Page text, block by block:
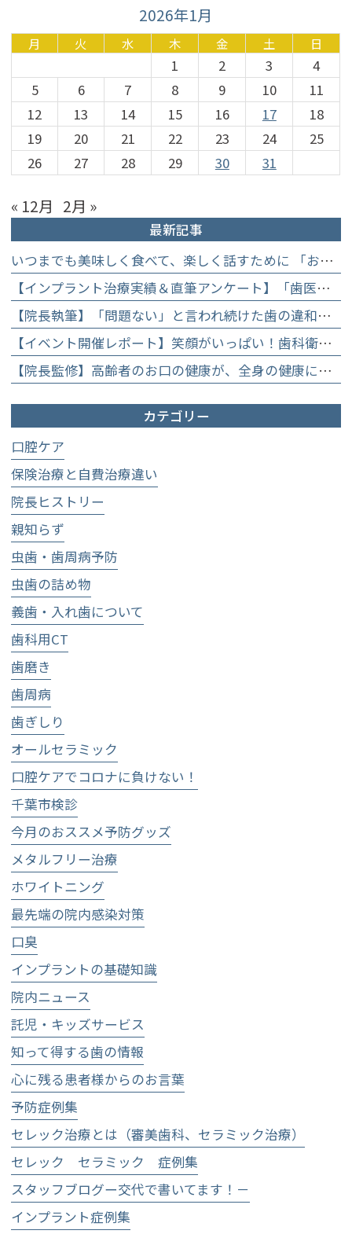
2026年1月
月 火 水 木 金 土 日
1 2 3
4
5
6 7 8 9 10
11
12
13 14 15 16 17
18
19
20 21 22 23 24
25
26
27 28 29 30 31
« 12月 2月 »
最新記事
いつまでも美味しく食べて、楽しく話すために 「お口からはじめる健康長寿教室」を開催します
【インプラント治療実績＆直筆アンケート】「歯医者が怖かった」トラウマを乗り越えて。70歳・介護士女性が手に入れた「晴れ晴れとした笑顔」と人生を支える噛み合わせ】
【院長執筆】「問題ない」と言われ続けた歯の違和感……60代女性が「80歳で20本の自前の歯」を守るために選んだ精密総合治療の全貌
【イベント開催レポート】笑顔がいっぱい！歯科衛生士×管理栄養士がお届けする「親子で楽しむむし歯になりにくいお菓子作り体験」】
【院長監修】高齢者のお口の健康が、全身の健康につながる理由。生涯おいしく食べるための「口内環境検査」とオーダーメイド予防】
カテゴリー
口腔ケア
保険治療と自費治療違い
院長ヒストリー
親知らず
虫歯・歯周病予防
虫歯の詰め物
義歯・入れ歯について
歯科用CT
歯磨き
歯周病
歯ぎしり
オールセラミック
口腔ケアでコロナに負けない！
千葉市検診
今月のおススメ予防グッズ
メタルフリー治療
ホワイトニング
最先端の院内感染対策
口臭
インプラントの基礎知識
院内ニュース
託児・キッズサービス
知って得する歯の情報
心に残る患者様からのお言葉
予防症例集
セレック治療とは（審美歯科、セラミック治療）
セレック セラミック 症例集
スタッフブログー交代で書いてます！－
インプラント症例集